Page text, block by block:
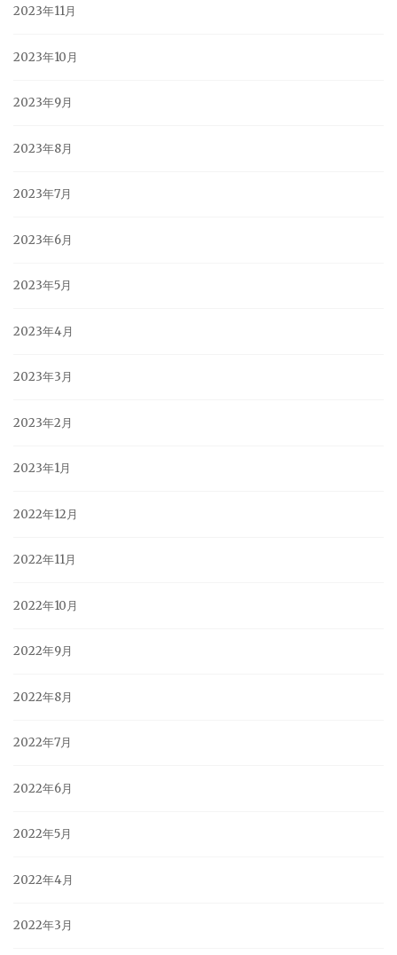
2023年11月
2023年10月
2023年9月
2023年8月
2023年7月
2023年6月
2023年5月
2023年4月
2023年3月
2023年2月
2023年1月
2022年12月
2022年11月
2022年10月
2022年9月
2022年8月
2022年7月
2022年6月
2022年5月
2022年4月
2022年3月